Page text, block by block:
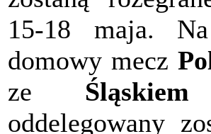
15-18 maja.
domowy mecz
ze
oddelegowany